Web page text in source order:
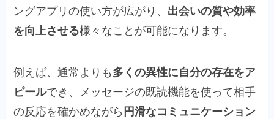
ングアプリの使い方が広がり、 出会いの質や効率
を向上させる様々なことが可能になります。
例えば、通常よりも 多くの異性に自分の存在をア
ピールでき、メッセージの既読機能を使って相手
の反応を確かめながら 円滑なコミュニケーション